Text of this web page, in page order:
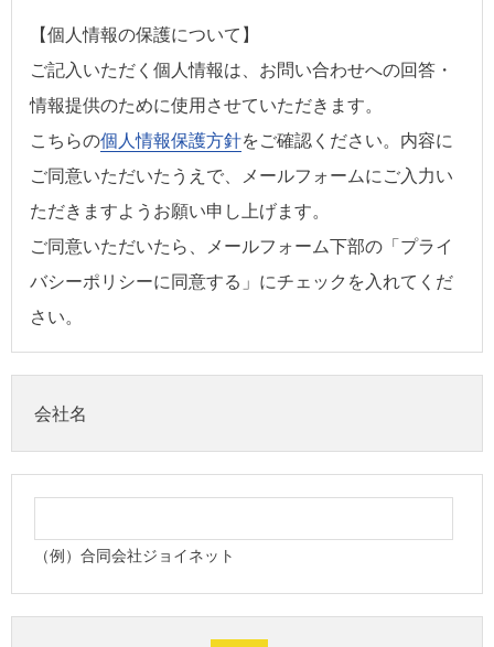
【個人情報の保護について】
ご記入いただく個人情報は、お問い合わせへの回答・
情報提供のために使用させていただきます。
こちらの個人情報保護方針をご確認ください。内容に
ご同意いただいたうえで、メールフォームにご入力い
ただきますようお願い申し上げます。
ご同意いただいたら、メールフォーム下部の「プライ
バシーポリシーに同意する」にチェックを入れてくだ
さい。
会社名
（例）合同会社ジョイネット